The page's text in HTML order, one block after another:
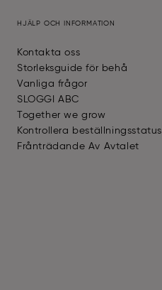
HJÄLP OCH INFORMATION
Kontakta oss
Storleksguide för behå
Vanliga frågor
SLOGGI ABC
Together we grow
Kontrollera beställningsstatus
Frånträdande Av Avtalet